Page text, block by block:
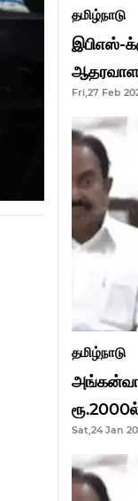
தமிழ்நாடு
இபிஎஸ்-
Fri,27 Feb
தமிழ்நாடு
முதல்வர்
Sat,24 Jan